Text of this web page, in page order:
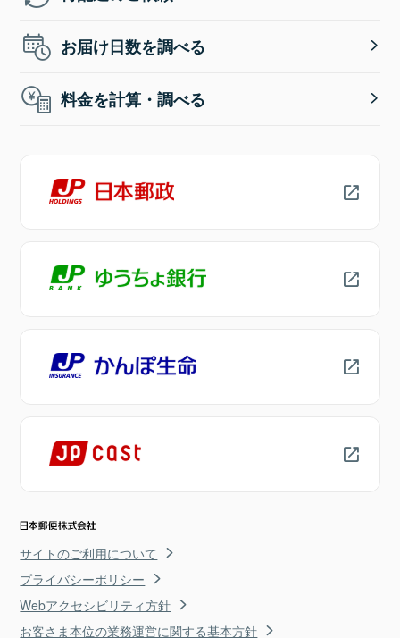
お届け日数を調べる
料金を計算・調べる
サイトのご利用について
プライバシーポリシー
Webアクセシビリティ方針
お客さま本位の業務運営に関する基本方針